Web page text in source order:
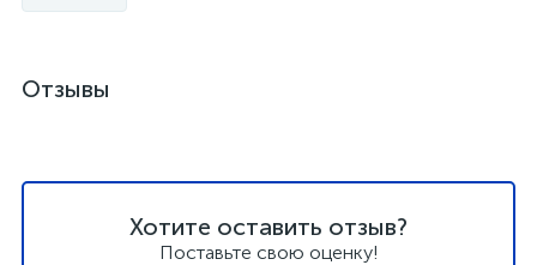
Отзывы
Хотите оставить отзыв?
Поставьте свою оценку!